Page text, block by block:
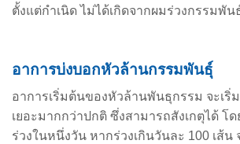
ตั้งแต่กำเนิด ไม่ได้เกิดจากผมร่วงกรรมพัน
อาการบ่งบอกหัวล้านกรรมพันธุ์
อาการเริ่มต้นของหัวล้านพันธุกรรม จะเริ่
เยอะมากกว่าปกติ ซึ่งสามารถสังเกตุได้ โ
ร่วงในหนึ่งวัน หากร่วงเกินวันละ 100 เส้น